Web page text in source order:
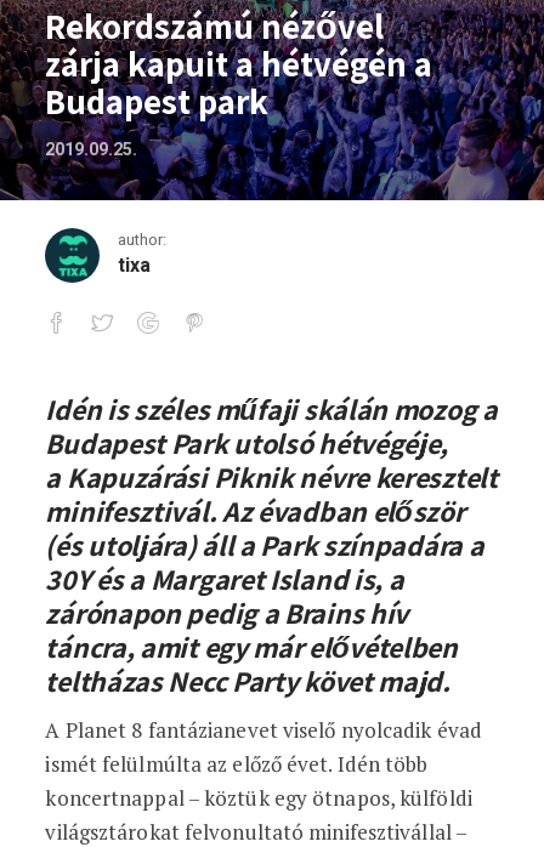
Rekordszámú nézővel
zárja kapuit a hétvégén a
Budapest park
2019.09.25.
author:
tixa
Rekordszámú nézővel zárja kapuit a
Idén is széles műfaji skálán mozog a
Budapest Park utolsó hétvégéje,
a Kapuzárási Piknik névre keresztelt
minifesztivál. Az évadban először
(és utoljára) áll a Park színpadára a
30Y és a Margaret Island is, a
zárónapon pedig a Brains hív
táncra, amit egy már elővételben
teltházas Necc Party követ majd.
A Planet 8 fantázianevet viselő nyolcadik évad
ismét felülmúlta az előző évet. Idén több
koncertnappal – köztük egy ötnapos, külföldi
világsztárokat felvonultató minifesztivállal –